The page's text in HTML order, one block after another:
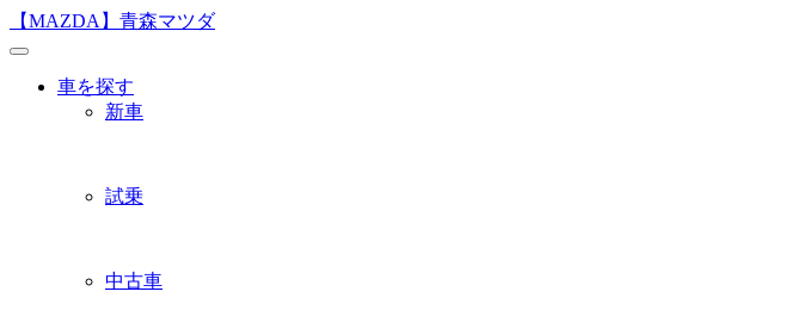
Skip
content
【MAZDA】青森マツダ
車を探す
新車
試乗
中古車